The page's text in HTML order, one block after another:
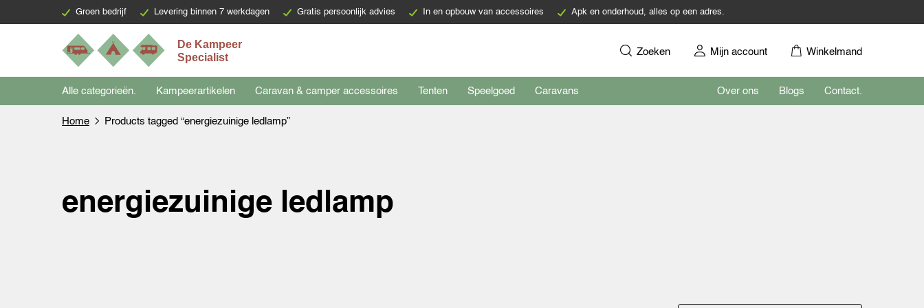
Groen bedrijf Levering binnen 7 werkdagen Gratis persoonlijk advies In en opbouw van accessoires Apk en onderhoud, alles op een adres.
Zoeken Mijn account Winkelmand
Alle categorieën. Kampeerartikelen Caravan & camper accessoires Tenten Speelgoed Caravans Over ons Blogs Contact.
Home Products tagged “energiezuinige ledlamp”
energiezuinige ledlamp